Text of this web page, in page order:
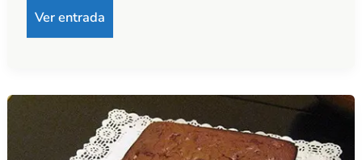
Ver entrada